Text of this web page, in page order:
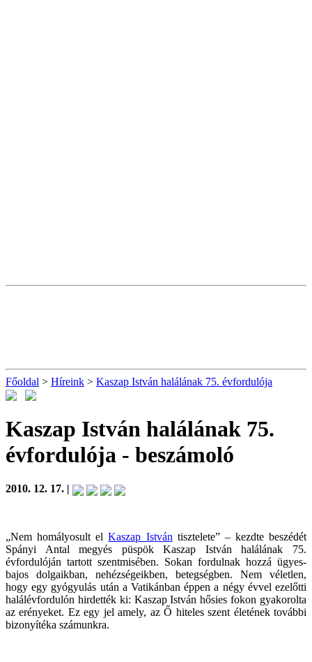
Főoldal > Híreink > Kaszap István halálának 75. évfordulója
Kaszap István halálának 75.
évfordulója - beszámoló
2010. 12. 17. |
„Nem homályosult elKaszap István tisztelete” – kezdte beszédét
Spányi Antal megyés püspök Kaszap István halálának 75.
évfordulóján tartott szentmisében. Sokan fordulnak hozzá ügyes-
bajos dolgaikban, nehézségeikben, betegségben. Nem véletlen,
hogy egy gyógyulás után a Vatikánban éppen a négy évvel ezelőtti
halálévfordulón hirdették ki: Kaszap István hősies fokon gyakorolta
az erényeket. Ez egy jel amely, az Ő hiteles szent életének további
bizonyítéka számunkra.